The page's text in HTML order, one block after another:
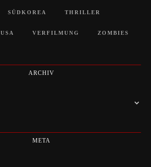
SÜDKOREA THRILLER
USA VERFILMUNG ZOMBIES
ARCHIV
META